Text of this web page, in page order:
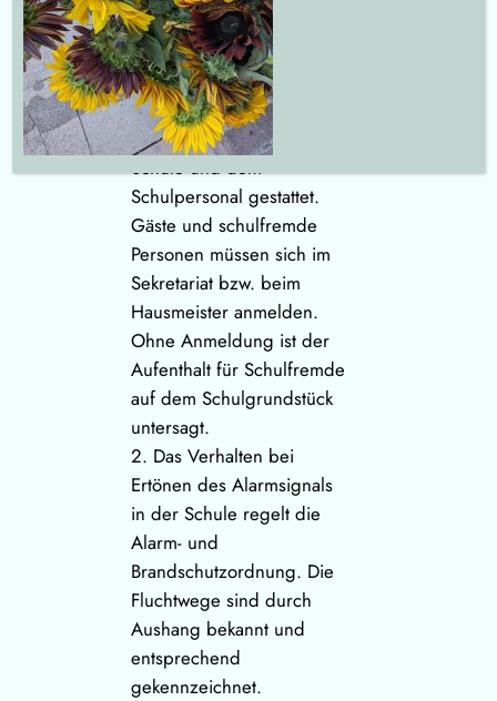
1. Das Betreten des
Schulgeländes ist nur
Schüler/innen unserer
Schule und dem
Schulpersonal gestattet.
Gäste und schulfremde
Personen müssen sich im
Sekretariat bzw. beim
Hausmeister anmelden.
Ohne Anmeldung ist der
Aufenthalt für Schulfremde
auf dem Schulgrundstück
untersagt.
2. Das Verhalten bei
Ertönen des Alarmsignals
in der Schule regelt die
Alarm- und
Brandschutzordnung. Die
Fluchtwege sind durch
Aushang bekannt und
entsprechend
gekennzeichnet.